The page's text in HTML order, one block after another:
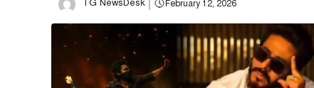
TG NewsDesk February 12, 2026